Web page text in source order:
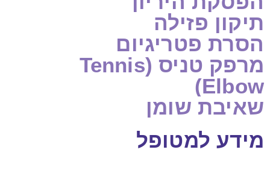
תיקון פזילה
הסרת פטריגיום
מרפק טניס (Tennis
Elbow)
שאיבת שומן
מידע למטופל